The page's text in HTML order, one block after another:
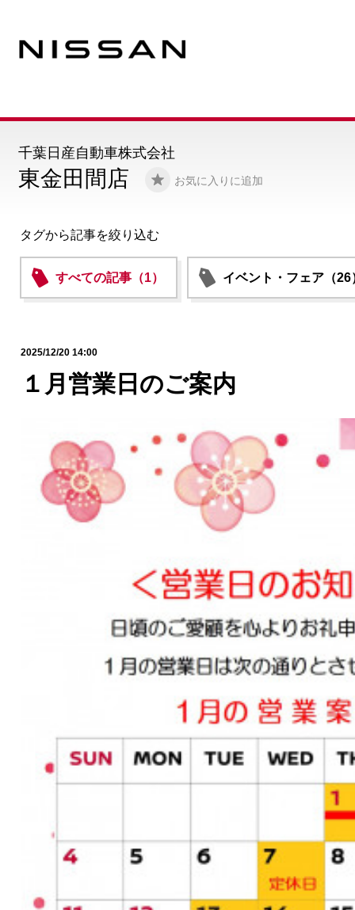
東金田間店 お気に入りに追加
千葉日産自動車株式会社
タグから記事を絞り込む
すべての記事（1） イベント・フェア（26
2025/12/20 14:00
１月営業日のご案内